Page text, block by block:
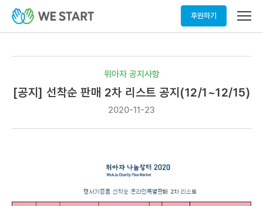
후원하기
메
열
위아자 공지사항
[공지] 선착순 판매 2차 리스트 공지(12/1~12/15)
2020-11-23